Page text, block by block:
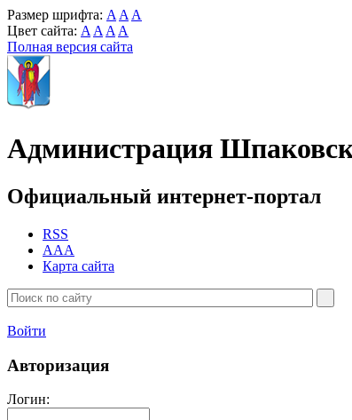
Размер шрифта: A A A
Цвет сайта: A A A A
Полная версия сайта
Администрация
Официальный интернет-портал
RSS
AAA
Карта сайта
Войти
Авторизация
Логин: